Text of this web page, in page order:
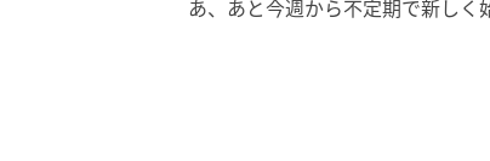
あ、あと今週から不定期で新し